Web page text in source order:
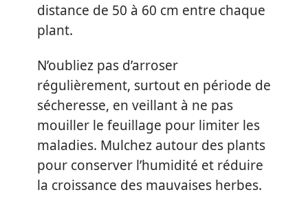
distance de 50 à 60 cm entre chaque
plant.
N’oubliez pas d’arroser
régulièrement, surtout en période de
sécheresse, en veillant à ne pas
mouiller le feuillage pour limiter les
maladies. Mulchez autour des plants
pour conserver l’humidité et réduire
la croissance des mauvaises herbes.